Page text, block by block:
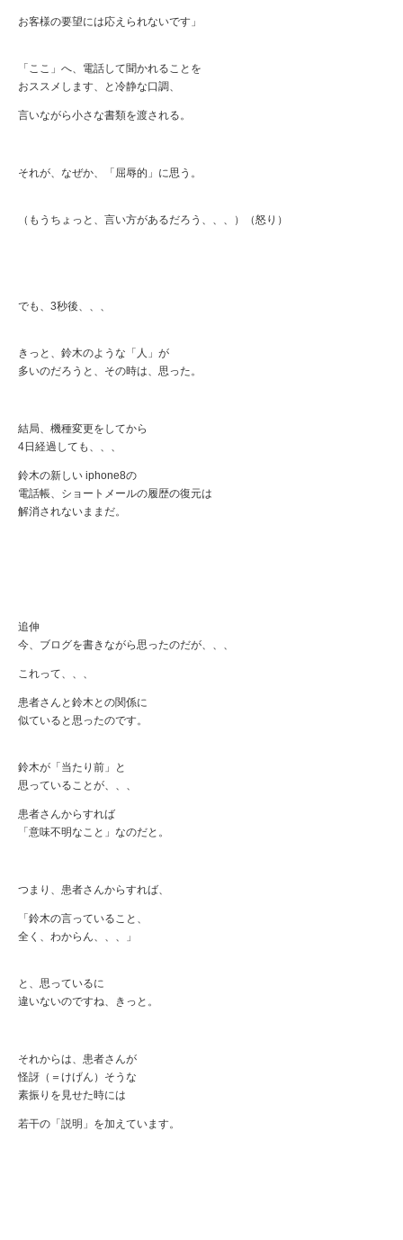
お客様の要望には応えられないです」
「ここ」へ、電話して聞かれることを
おススメします、と冷静な口調、
言いながら小さな書類を渡される。
それが、なぜか、「屈辱的」に思う。
（もうちょっと、言い方があるだろう、、、）（怒り）
でも、3秒後、、、
きっと、鈴木のような「人」が
多いのだろうと、その時は、思った。
結局、機種変更をしてから
4日経過しても、、、
鈴木の新しい iphone8の
電話帳、ショートメールの履歴の復元は
解消されないままだ。
追伸
今、ブログを書きながら思ったのだが、、、
これって、、、
患者さんと鈴木との関係に
似ていると思ったのです。
鈴木が「当たり前」と
思っていることが、、、
患者さんからすれば
「意味不明なこと」なのだと。
つまり、患者さんからすれば、
「鈴木の言っていること、
全く、わからん、、、」
と、思っているに
違いないのですね、きっと。
それからは、患者さんが
怪訝（＝けげん）そうな
素振りを見せた時には
若干の「説明」を加えています。